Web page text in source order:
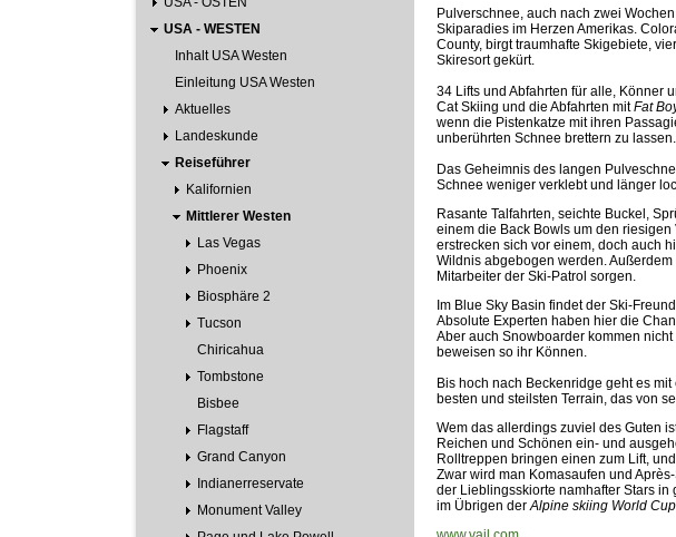
USA - WESTEN
Inhalt USA Westen
Einleitung USA Westen
Aktuelles
Landeskunde
Reiseführer
Kalifornien
Mittlerer Westen
Las Vegas
Phoenix
Biosphäre 2
Tucson
Chiricahua
Tombstone
Bisbee
Flagstaff
Grand Canyon
Indianerreservate
Monument Valley
Pulverschnee, auch nach zwei
Skiparadies im Herzen Amerikas.
County, birgt traumhafte Skigebiete,
Skiresort gekürt.
34 Lifts und Abfahrten für alle, Könner
Cat Skiing und die Abfahrten mitFat
wenn die Pistenkatze mit ihren
unberührten Schnee brettern zu lassen.
Das Geheimnis des langen
Schnee weniger verklebt und länger
Rasante Talfahrten, seichte Buckel,
einem die Back Bowls um den
erstrecken sich vor einem, doch auch
Wildnis abgebogen werden.
Mitarbeiter der Ski-Patrol sorgen.
Im Blue Sky Basin findet der Ski-
Absolute Experten haben hier die
Aber auch Snowboarder kommen
beweisen so ihr Können.
Bis hoch nach Beckenridge geht es
besten und steilsten Terrain, das von
Wem das allerdings zuviel des Guten
Reichen und Schönen ein- und
Rolltreppen bringen einen zum Lift,
Zwar wird man Komasaufen und
der Lieblingsskiorte namhafter Stars
im Übrigen derAlpine skiing World Cup